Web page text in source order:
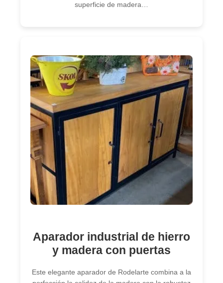
superficie de madera…
Aparador industrial de hierro
y madera con puertas
Este elegante aparador de Rodelarte combina a la